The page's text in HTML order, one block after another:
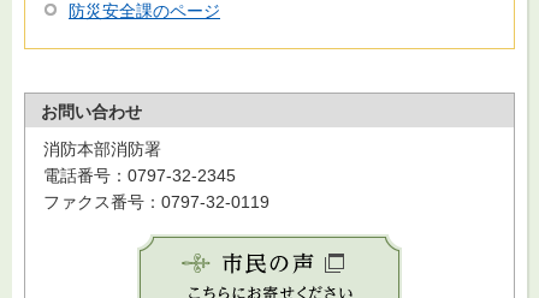
防災安全課のページ
お問い合わせ
消防本部消防署
電話番号：0797-32-2345
ファクス番号：0797-32-0119